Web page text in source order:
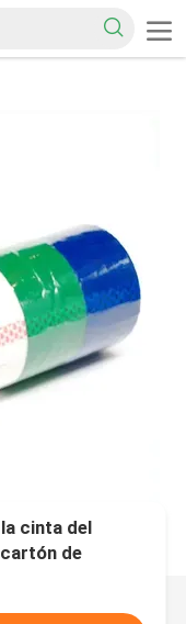
cinta del
de